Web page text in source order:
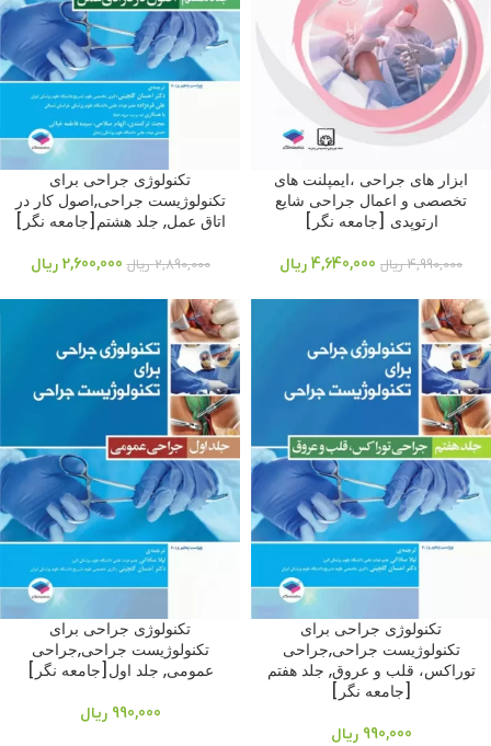
ابزار های جراحی ،ایمپلنت های
تخصصی و اعمال جراحی شایع
ارتوپدی [جامعه نگر]
4,990,000 ریال 4,640,000 ریال
تکنولوژی جراحی برای
تکنولوژیست جراحی,اصول کار در
اتاق عمل, جلد هشتم[جامعه نگر]
2,890,000 ریال 2,600,000 ریال
تکنولوژی جراحی برای
تکنولوژیست جراحی,جراحی
توراکس، قلب و عروق, جلد هفتم
[جامعه نگر]
990,000 ریال
تکنولوژی جراحی برای
تکنولوژیست جراحی,جراحی
عمومی, جلد اول[جامعه نگر]
990,000 ریال